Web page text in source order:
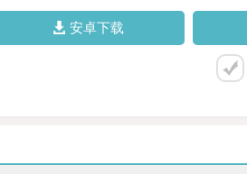
安卓下载